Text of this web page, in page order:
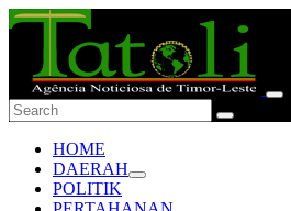
HOME
DAERAH
POLITIK